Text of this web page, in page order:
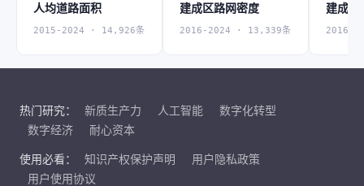
人均道路面积
2015-2024 · 14,926条
建成区路网密度
2016-2024 · 13,339条
建成区
2016-
热门研究： 新质生产力 人工智能
数字化转型
数字经济
耐心资本
使用必看： 知识产权保护声明
用户隐私政策
用户使用协议